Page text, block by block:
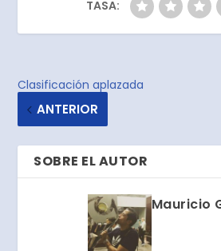
TASA:
Clasificación aplazada
ANTERIOR
SOBRE EL AUTOR
Mauricio